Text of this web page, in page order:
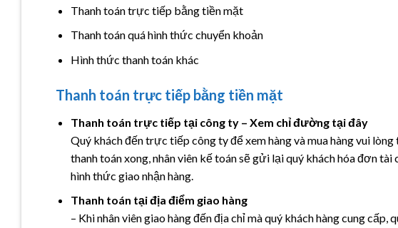
Thanh toán trực tiếp bằng tiền mặt
Thanh toán quá hình thức chuyển khoản
Hình thức thanh toán khác
Thanh toán trực tiếp bằng tiền mặt
Thanh toán trực tiếp tại công ty – Xem chỉ đường tại đây
Quý khách đến trực tiếp công ty để xem hàng và mua hàng vui
thanh toán xong, nhân viên kế toán sẽ gửi lại quý khách hóa đơn
hình thức giao nhận hàng.
Thanh toán tại địa điểm giao hàng
– Khi nhân viên giao hàng đến địa chỉ mà quý khách hàng cung